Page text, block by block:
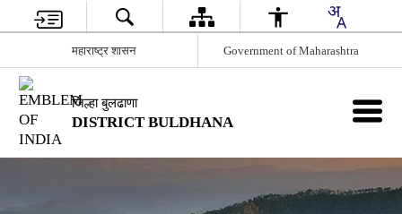
महाराष्ट्र शासन Government of Maharashtra
जिल्हा बुलढाणा
DISTRICT BULDHANA